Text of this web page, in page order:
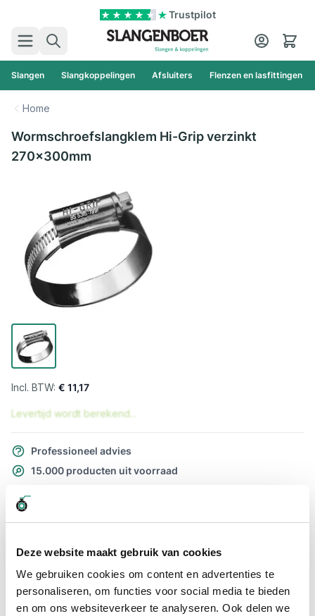
Deze website maakt gebruik van cookies
We gebruiken cookies om content en advertenties te
personaliseren, om functies voor social media te bieden
en om ons websiteverkeer te analyseren. Ook delen we
Trustpilot
Zoek
Cart
Slangen Slangkoppelingen Afsluiters Flenzen en lasfittingen
Home
Wormschroefslangklem Hi-Grip verzinkt
270x300mm
€ 11,17
Levertijd wordt berekend...
Professioneel advies
15.000 producten uit voorraad
Snel naar
Meer informatie
Meer informatie